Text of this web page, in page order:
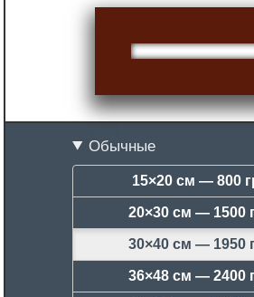
Обычные
15×20 см — 800
20×30 см — 1500
30×40 см — 1950
36×48 см — 2400